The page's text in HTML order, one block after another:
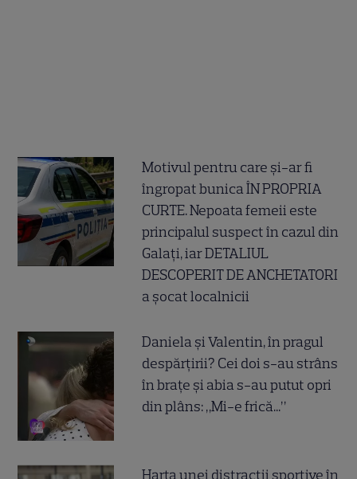
Motivul pentru care și-ar fi
îngropat bunica ÎN PROPRIA
CURTE. Nepoata femeii este
principalul suspect în cazul din
Galați, iar DETALIUL
DESCOPERIT DE ANCHETATORI
a șocat localnicii
Daniela și Valentin, în pragul
despărțirii? Cei doi s-au strâns
în brațe și abia s-au putut opri
din plâns: „Mi-e frică...”
Harta unei distracții sportive în